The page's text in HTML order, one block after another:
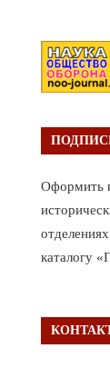
Оформить
каталогу